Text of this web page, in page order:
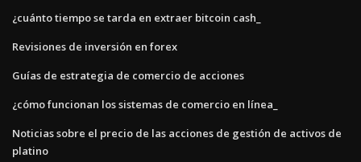
¿cuánto tiempo se tarda en extraer bitcoin cash_
Revisiones de inversión en forex
Guías de estrategia de comercio de acciones
¿cómo funcionan los sistemas de comercio en línea_
Noticias sobre el precio de las acciones de gestión de activos de
platino